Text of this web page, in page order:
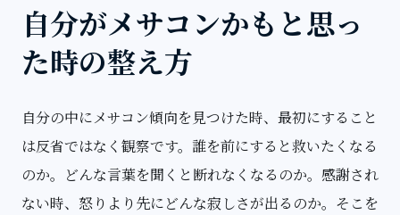
自分がメサコンかもと思っ
た時の整え方
自分の中にメサコン傾向を見つけた時、最初にすること
は反省ではなく観察です。誰を前にすると救いたくなる
のか。どんな言葉を聞くと断れなくなるのか。感謝され
ない時、怒りより先にどんな寂しさが出るのか。そこを